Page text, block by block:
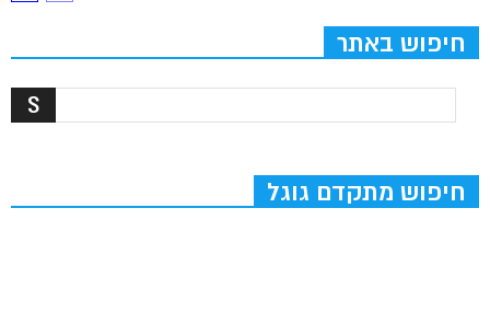
חיפוש באתר
חיפוש מתקדם גוגל